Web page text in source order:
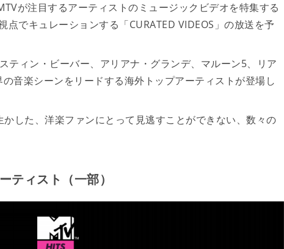
が注目するアーティストのミュージックビデオを特集する
点でキュレーションする「CURATED VIDEOS」の放送を予
ティン・ビーバー、アリアナ・グランデ、マルーン5、リア
音楽シーンをリードする海外トップアーティストが登場し
した、洋楽ファンにとって見逃すことができない、数々の
ティスト（一部）